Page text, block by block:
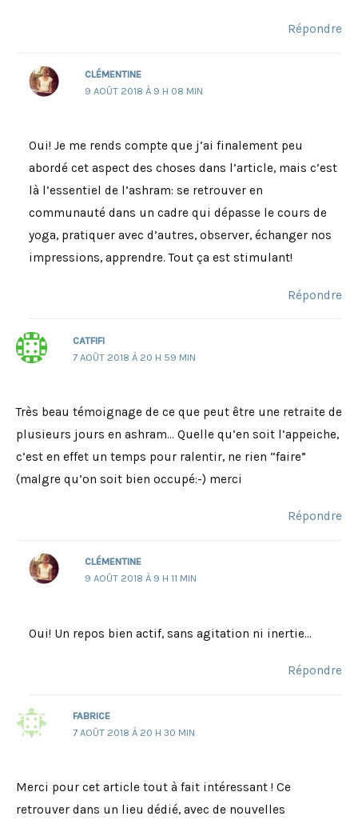
Répondre
CLÉMENTINE
9 AOÛT 2018 À 9 H 08 MIN
Oui! Je me rends compte que j’ai finalement peu
abordé cet aspect des choses dans l’article, mais c’est
là l’essentiel de l’ashram: se retrouver en
communauté dans un cadre qui dépasse le cours de
yoga, pratiquer avec d’autres, observer, échanger nos
impressions, apprendre. Tout ça est stimulant!
Répondre
CATFIFI
7 AOÛT 2018 À 20 H 59 MIN
Très beau témoignage de ce que peut être une retraite de
plusieurs jours en ashram… Quelle qu’en soit l’appeiche,
c’est en effet un temps pour ralentir, ne rien “faire”
(malgre qu’on soit bien occupé:-) merci
Répondre
CLÉMENTINE
9 AOÛT 2018 À 9 H 11 MIN
Oui! Un repos bien actif, sans agitation ni inertie…
Répondre
FABRICE
7 AOÛT 2018 À 20 H 30 MIN
Merci pour cet article tout à fait intéressant ! Ce
retrouver dans un lieu dédié, avec de nouvelles